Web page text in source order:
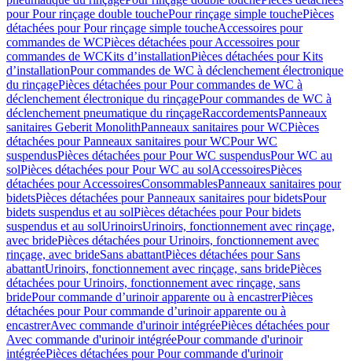
pour Pour rinçage double touchePour rinçage simple touchePièces
détachées pour Pour rinçage simple toucheAccessoires pour
commandes de WCPièces détachées pour Accessoires pour
commandes de WCKits d’installationPièces détachées pour Kits
d’installationPour commandes de WC à déclenchement électronique
du rinçagePièces détachées pour Pour commandes de WC à
déclenchement électronique du rinçagePour commandes de WC à
déclenchement pneumatique du rinçageRaccordementsPanneaux
sanitaires Geberit MonolithPanneaux sanitaires pour WCPièces
détachées pour Panneaux sanitaires pour WCPour WC
suspendusPièces détachées pour Pour WC suspendusPour WC au
solPièces détachées pour Pour WC au solAccessoiresPièces
détachées pour AccessoiresConsommablesPanneaux sanitaires pour
bidetsPièces détachées pour Panneaux sanitaires pour bidetsPour
bidets suspendus et au solPièces détachées pour Pour bidets
suspendus et au solUrinoirsUrinoirs, fonctionnement avec rinçage,
avec bridePièces détachées pour Urinoirs, fonctionnement avec
rinçage, avec brideSans abattantPièces détachées pour Sans
abattantUrinoirs, fonctionnement avec rinçage, sans bridePièces
détachées pour Urinoirs, fonctionnement avec rinçage, sans
bridePour commande d’urinoir apparente ou à encastrerPièces
détachées pour Pour commande d’urinoir apparente ou à
encastrerAvec commande d'urinoir intégréePièces détachées pour
Avec commande d'urinoir intégréePour commande d'urinoir
intégréePièces détachées pour Pour commande d'urinoir